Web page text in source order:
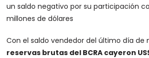
un saldo negativo por su participación
millones de dólares
Con el saldo vendedor del último día de
reservas brutas del BCRA cayeron